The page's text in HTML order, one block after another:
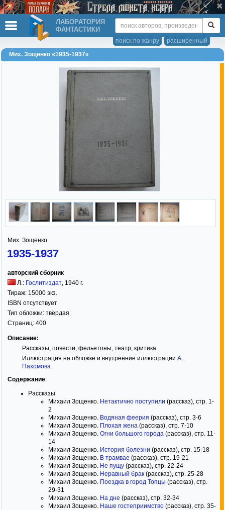
ЛАБОРАТОРИЯ
ФАНТАСТИКИ
расширенный
поиск по жанру
Мих. Зощенко «1935-1937»
Мих. Зощенко
1935-1937
авторский сборник
Л.: Гослитиздат, 1940 г.
Тираж: 15000 экз.
ISBN отсутствует
Тип обложки: твёрдая
Страниц: 400
Описание:
Рассказы, повести, фельетоны, театр, критика.
Иллюстрация на обложке и внутренние иллюстрации А.
Пахомова.
Содержание:
Рассказы
Михаил Зощенко. Нетактично поступили (рассказ), стр. 1-
2
Михаил Зощенко. Водяная феерия (рассказ), стр. 3-6
Михаил Зощенко. Плохая жена (рассказ), стр. 7-10
Михаил Зощенко. Огни большого города (рассказ), стр. 11-
14
Михаил Зощенко. История болезни (рассказ), стр. 15-18
Михаил Зощенко. В трамвае (рассказ), стр. 19-21
Михаил Зощенко. Не пущу (рассказ), стр. 22-24
Михаил Зощенко. Неравный брак (рассказ), стр. 25-28
Михаил Зощенко. Поездка в город Топцы (рассказ), стр.
29-31
Михаил Зощенко. На дне (рассказ), стр. 32-34
Михаил Зощенко. Наше гостеприимство (рассказ), стр. 35-